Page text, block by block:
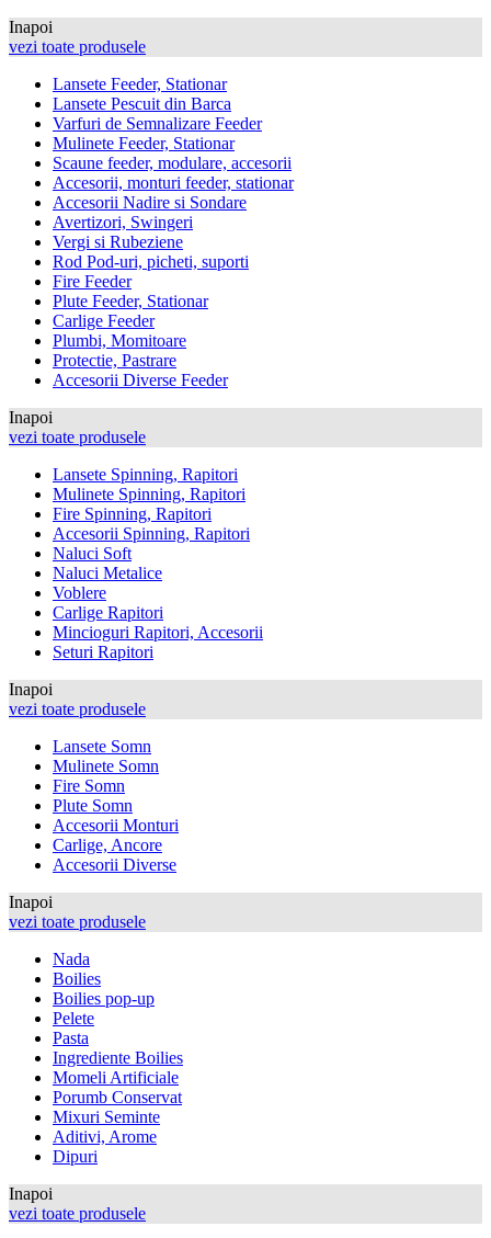
Inapoi
vezi toate produsele
Lansete Feeder, Stationar
Lansete Pescuit din Barca
Varfuri de Semnalizare Feeder
Mulinete Feeder, Stationar
Scaune feeder, modulare, accesorii
Accesorii, monturi feeder, stationar
Accesorii Nadire si Sondare
Avertizori, Swingeri
Vergi si Rubeziene
Rod Pod-uri, picheti, suporti
Fire Feeder
Plute Feeder, Stationar
Carlige Feeder
Plumbi, Momitoare
Protectie, Pastrare
Accesorii Diverse Feeder
Inapoi
vezi toate produsele
Lansete Spinning, Rapitori
Mulinete Spinning, Rapitori
Fire Spinning, Rapitori
Accesorii Spinning, Rapitori
Naluci Soft
Naluci Metalice
Voblere
Carlige Rapitori
Mincioguri Rapitori, Accesorii
Seturi Rapitori
Inapoi
vezi toate produsele
Lansete Somn
Mulinete Somn
Fire Somn
Plute Somn
Accesorii Monturi
Carlige, Ancore
Accesorii Diverse
Inapoi
vezi toate produsele
Nada
Boilies
Boilies pop-up
Pelete
Pasta
Ingrediente Boilies
Momeli Artificiale
Porumb Conservat
Mixuri Seminte
Aditivi, Arome
Dipuri
Inapoi
vezi toate produsele